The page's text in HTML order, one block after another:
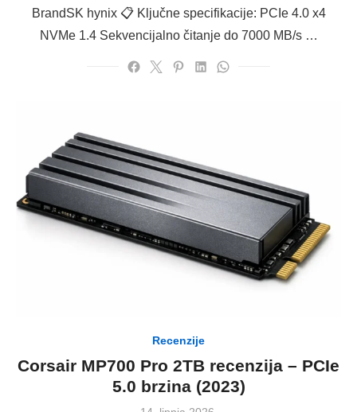
BrandSK hynix 📋 Ključne specifikacije: PCIe 4.0 x4
NVMe 1.4 Sekvencijalno čitanje do 7000 MB/s …
Recenzije
Corsair MP700 Pro 2TB recenzija – PCIe
5.0 brzina (2023)